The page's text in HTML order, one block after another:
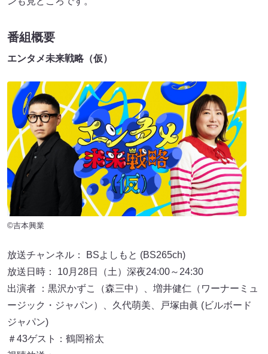
番組概要
エンタメ未来戦略（仮）
©吉本興業
放送チャンネル： BSよしもと (BS265ch)
放送日時： 10月28日（土）深夜24:00～24:30
出演者 ：黒沢かずこ（森三中）、増井健仁（ワーナーミュ
ージック・ジャパン）、久代萌美、戸塚由眞 (ビルボード
ジャパン)
＃43ゲスト：鶴岡裕太